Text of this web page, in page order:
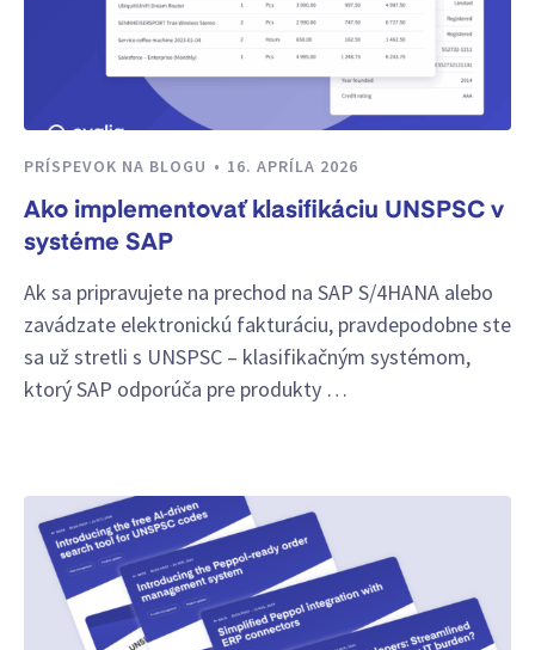
PRÍSPEVOK NA BLOGU 16. APRÍLA 2026
Ako implementovať klasifikáciu UNSPSC v
systéme SAP
Ak sa pripravujete na prechod na SAP S/4HANA alebo
zavádzate elektronickú fakturáciu, pravdepodobne ste
sa už stretli s UNSPSC – klasifikačným systémom,
ktorý SAP odporúča pre produkty …